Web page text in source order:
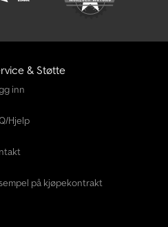
& Støtte
inn
Hjelp
på kjøpekontrakt